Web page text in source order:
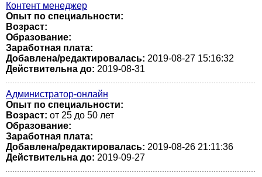
Контент менеджер
Опыт по специальности:
Возраст:
Образование:
Заработная плата:
Добавлена/редактировалась: 2019-08-27 15:16:32
Действительна до: 2019-08-31
Администратор-онлайн
Опыт по специальности:
Возраст: от 25 до 50 лет
Образование:
Заработная плата:
Добавлена/редактировалась: 2019-08-26 21:11:36
Действительна до: 2019-09-27